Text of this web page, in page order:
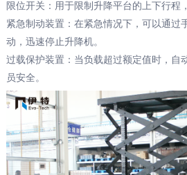
限位开关：用于限制升降平台的上下行程
紧急制动装置：在紧急情况下，可以通过
动，迅速停止升降机。
过载保护装置：当负载超过额定值时，自
员安全。